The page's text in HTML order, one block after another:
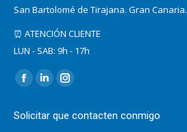
San Bartolomé de Tirajana. Gran Canaria.
⏰ ATENCIÓN CLIENTE
LUN - SAB: 9h - 17h
Find us on:
Facebook
opens
Linkedin
opens
Instagram
opens
Solicitar que contacten conmigo